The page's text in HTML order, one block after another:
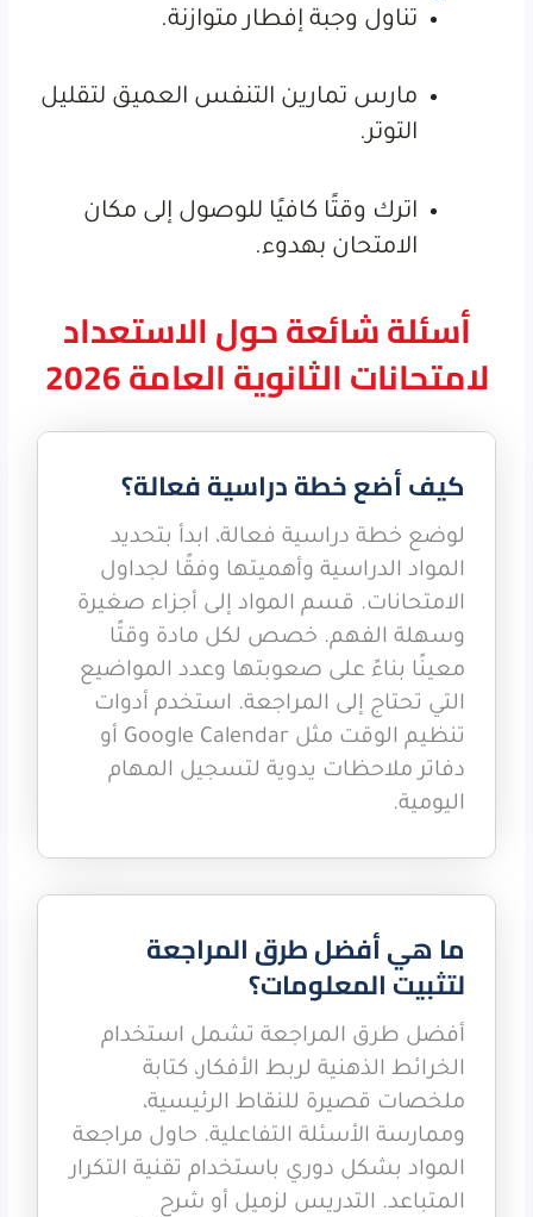
تناول وجبة إفطار متوازنة.
مارس تمارين التنفس العميق لتقليل
التوتر.
اترك وقتًا كافيًا للوصول إلى مكان
الامتحان بهدوء.
أسئلة شائعة حول الاستعداد
لامتحانات الثانوية العامة 2026
كيف أضع خطة دراسية فعالة؟
لوضع خطة دراسية فعالة، ابدأ بتحديد
المواد الدراسية وأهميتها وفقًا لجداول
الامتحانات. قسم المواد إلى أجزاء صغيرة
وسهلة الفهم. خصص لكل مادة وقتًا
معينًا بناءً على صعوبتها وعدد المواضيع
التي تحتاج إلى المراجعة. استخدم أدوات
تنظيم الوقت مثل Google Calendar أو
دفاتر ملاحظات يدوية لتسجيل المهام
اليومية.
ما هي أفضل طرق المراجعة
لتثبيت المعلومات؟
أفضل طرق المراجعة تشمل استخدام
الخرائط الذهنية لربط الأفكار، كتابة
ملخصات قصيرة للنقاط الرئيسية،
وممارسة الأسئلة التفاعلية. حاول مراجعة
المواد بشكل دوري باستخدام تقنية التكرار
المتباعد. التدريس لزميل أو شرح